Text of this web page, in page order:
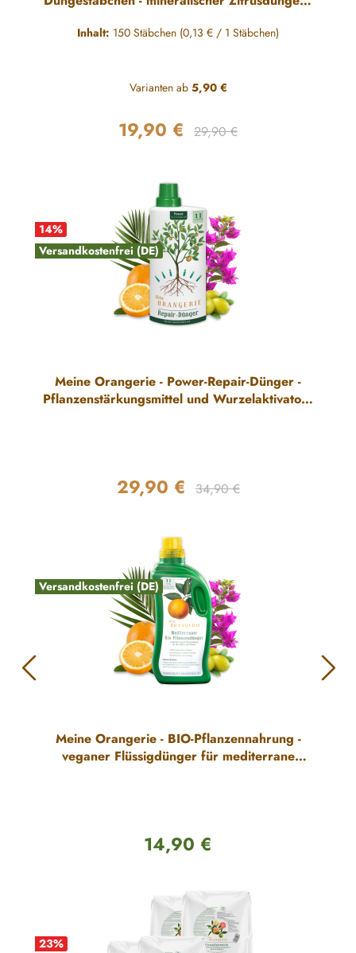
Inhalt: 150 Stäbchen (0,13 € / 1 Stäbchen)
Varianten ab5,90 €
Verkaufspreis:
19,90 € Regulärer Preis:
29,90 €
14%
Versandkostenfrei (DE)
Meine Orangerie - Power-Repair-Dünger -
Pflanzenstärkungsmittel und Wurzelaktivator -
Verkaufspreis:
29,90 € Regulärer Preis:
34,90 €
Versandkostenfrei (DE)
Meine Orangerie - BIO-Pflanzennahrung -
veganer Flüssigdünger für mediterrane
Regulärer Preis:
14,90 €
23%